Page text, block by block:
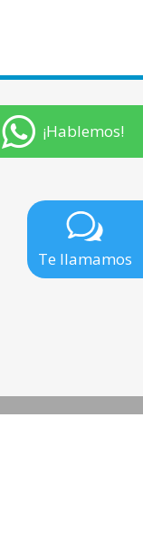
Te llamamos
¡Hablemos!